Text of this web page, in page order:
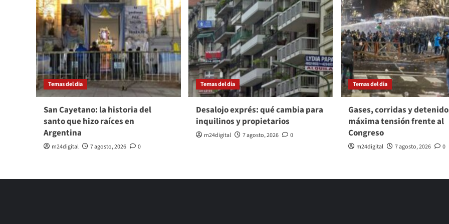
Temas del dia
San Cayetano: la historia del
santo que hizo raíces en
Argentina
m24digital 7 agosto, 2026 0
Temas del dia
Desalojo exprés: qué cambia para
inquilinos y propietarios
m24digital 7 agosto, 2026 0
Temas del dia
Gases, corridas y
máxima tensión frente al
Congreso
m24digital 7 agosto, 2026 0